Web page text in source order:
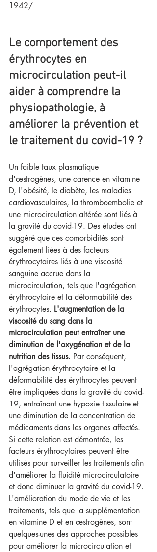
1942/
Le comportement des
érythrocytes en
microcirculation peut-il
aider à comprendre la
physiopathologie, à
améliorer la prévention et
le traitement du covid-19 ?
Un faible taux plasmatique
d'œstrogènes, une carence en vitamine
D, l'obésité, le diabète, les maladies
cardiovasculaires, la thromboembolie et
une microcirculation altérée sont liés à
la gravité du covid-19. Des études ont
suggéré que ces comorbidités sont
également liées à des facteurs
érythrocytaires liés à une viscosité
sanguine accrue dans la
microcirculation, tels que l'agrégation
érythrocytaire et la déformabilité des
érythrocytes. L'augmentation de la
viscosité du sang dans la
microcirculation peut entraîner une
diminution de l'oxygénation et de la
nutrition des tissus. Par conséquent,
l'agrégation érythrocytaire et la
déformabilité des érythrocytes peuvent
être impliquées dans la gravité du covid-
19, entraînant une hypoxie tissulaire et
une diminution de la concentration de
médicaments dans les organes affectés.
Si cette relation est démontrée, les
facteurs érythrocytaires peuvent être
utilisés pour surveiller les traitements afin
d'améliorer la fluidité microcirculatoire
et donc diminuer la gravité du covid-19.
L'amélioration du mode de vie et les
traitements, tels que la supplémentation
en vitamine D et en œstrogènes, sont
quelques-unes des approches possibles
pour améliorer la microcirculation et